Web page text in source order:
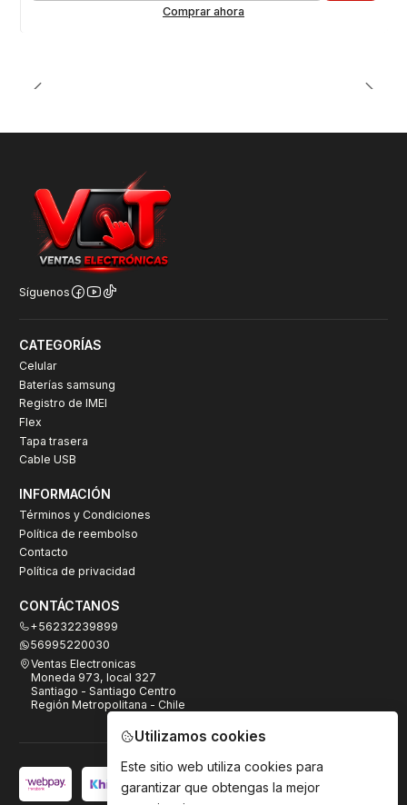
Comprar ahora
Síguenos
CATEGORÍAS
Celular
Baterías samsung
Registro de IMEI
Flex
Tapa trasera
Cable USB
INFORMACIÓN
Términos y Condiciones
Política de reembolso
Contacto
Política de privacidad
CONTÁCTANOS
+56232239899
56995220030
Ventas Electronicas
Moneda 973, local 327
Santiago - Santiago Centro
Región Metropolitana - Chile
Utilizamos cookies
Este sitio web utiliza cookies para
garantizar que obtengas la mejor